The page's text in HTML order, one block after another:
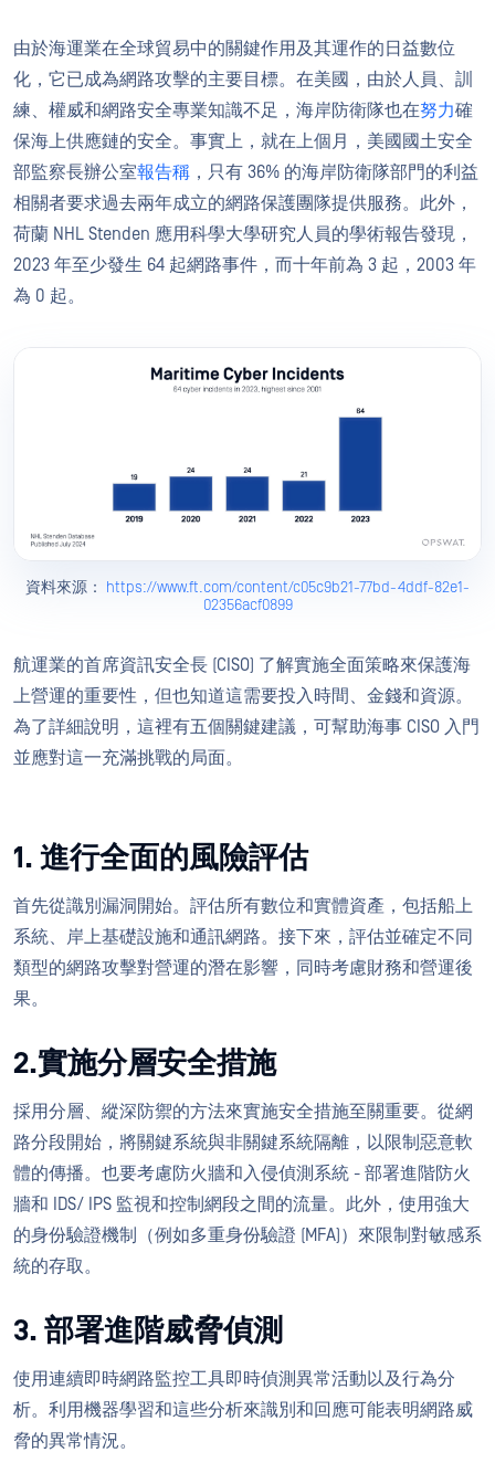
由於海運業在全球貿易中的關鍵作用及其運作的日益數位
化，它已成為網路攻擊的主要目標。在美國，由於人員、訓
練、權威和網路安全專業知識不足，海岸防衛隊也在努力確
保海上供應鏈的安全。事實上，就在上個月，美國國土安全
部監察長辦公室報告稱 ，只有 36% 的海岸防衛隊部門的利益
相關者要求過去兩年成立的網路保護團隊提供服務。此外，
荷蘭 NHL Stenden 應用科學大學研究人員的學術報告發現，
2023 年至少發生 64 起網路事件，而十年前為 3 起，2003 年
為 0 起。
資料來源： https://www.ft.com/content/c05c9b21-77bd-4ddf-82e1-
02356acf0899
航運業的首席資訊安全長 (CISO) 了解實施全面策略來保護海
上營運的重要性，但也知道這需要投入時間、金錢和資源。
為了詳細說明，這裡有五個關鍵建議，可幫助海事 CISO 入門
並應對這一充滿挑戰的局面。
1. 進行全面的風險評估
首先從識別漏洞開始。評估所有數位和實體資產，包括船上
系統、岸上基礎設施和通訊網路。接下來，評估並確定不同
類型的網路攻擊對營運的潛在影響，同時考慮財務和營運後
果。
2.實施分層安全措施
採用分層、縱深防禦的方法來實施安全措施至關重要。從網
路分段開始，將關鍵系統與非關鍵系統隔離，以限制惡意軟
體的傳播。也要考慮防火牆和入侵偵測系統 - 部署進階防火
牆和 IDS/ IPS 監視和控制網段之間的流量。此外，使用強大
的身份驗證機制（例如多重身份驗證 (MFA)）來限制對敏感系
統的存取。
3. 部署進階威脅偵測
使用連續即時網路監控工具即時偵測異常活動以及行為分
析。利用機器學習和這些分析來識別和回應可能表明網路威
脅的異常情況。